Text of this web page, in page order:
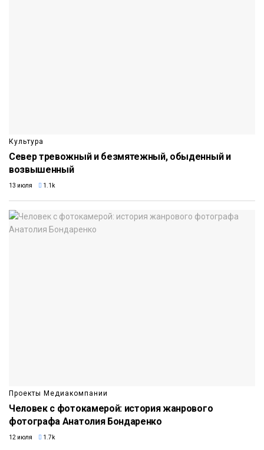
Культура
Север тревожный и безмятежный, обыденный и
возвышенный
13 июля 1.1k
Проекты Медиакомпании
Человек с фотокамерой: история жанрового
фотографа Анатолия Бондаренко
12 июля 1.7k